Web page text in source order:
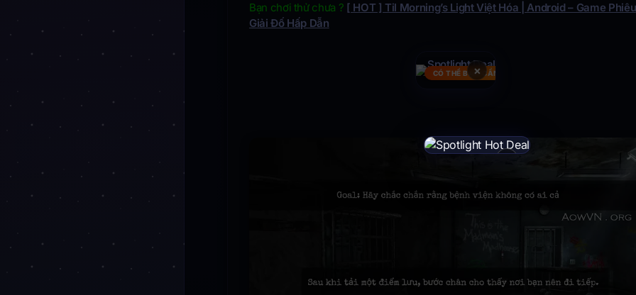
Bạn chơi thử chưa ? [ HOT ] Til Morning’s Light Việt Hóa | Android – Game
Giải Đố Hấp Dẫn
×
CÓ THỂ BẠN CẦN
×